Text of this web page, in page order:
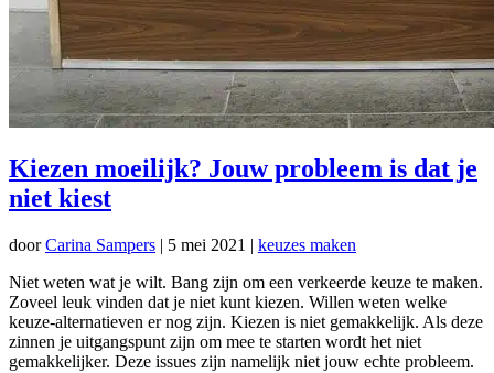
Kiezen moeilijk? Jouw probleem is dat je
niet kiest
doorCarina Sampers | 5 mei 2021 | keuzes maken
Niet weten wat je wilt. Bang zijn om een verkeerde keuze te maken.
Zoveel leuk vinden dat je niet kunt kiezen. Willen weten welke
keuze-alternatieven er nog zijn. Kiezen is niet gemakkelijk. Als deze
zinnen je uitgangspunt zijn om mee te starten wordt het niet
gemakkelijker. Deze issues zijn namelijk niet jouw echte probleem.